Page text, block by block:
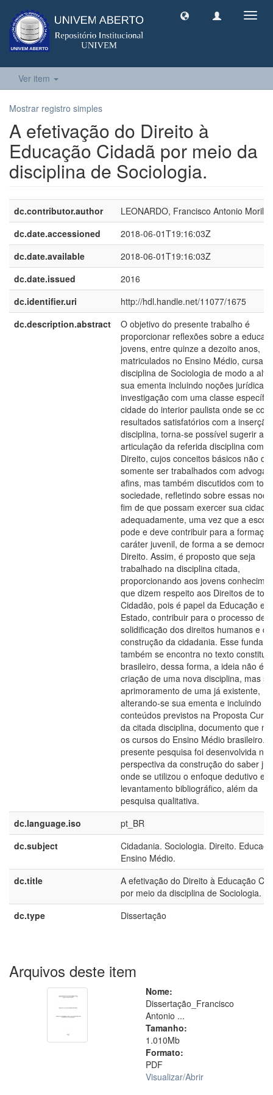
Ver item
Mostrar registro simples
A efetivação do Direito à
Educação Cidadã por meio da
disciplina de Sociologia.
dc.contributor.author
LEONARDO, Francisco Antonio Morilhe
dc.date.accessioned
2018-06-01T19:16:03Z
dc.date.available
2018-06-01T19:16:03Z
dc.date.issued
2016
dc.identifier.uri
http://hdl.handle.net/11077/1675
dc.description.abstract
O objetivo do presente trabalho é
proporcionar reflexões sobre a
jovens, entre quinze a dezoito anos,
matriculados no Ensino Médio,
disciplina de Sociologia de modo a
sua ementa incluindo noções jurídicas.
investigação com uma classe
cidade do interior paulista onde se
resultados satisfatórios com a
disciplina, torna-se possível sugerir a
articulação da referida disciplina com o
Direito, cujos conceitos básicos não
somente ser trabalhados com
afins, mas também discutidos com
sociedade, refletindo sobre essas
fim de que possam exercer sua
adequadamente, uma vez que a escola
pode e deve contribuir para a
caráter juvenil, de forma a se
Direito. Assim, é proposto que seja
trabalhado na disciplina citada,
proporcionando aos jovens
que dizem respeito aos Direitos de
Cidadão, pois é papel da Educação e
Estado, contribuir para o processo de
solidificação dos direitos humanos e da
construção da cidadania. Esse
também se encontra no texto
brasileiro, dessa forma, a ideia não é a
criação de uma nova disciplina, mas
aprimoramento de uma já existente,
alterando-se sua ementa e incluindo
conteúdos previstos na Proposta
da citada disciplina, documento que
os cursos do Ensino Médio brasileiro. A
presente pesquisa foi desenvolvida na
perspectiva da construção do saber
onde se utilizou o enfoque dedutivo e o
levantamento bibliográfico, além da
pesquisa qualitativa.
dc.language.iso
pt_BR
dc.subject
Cidadania. Sociologia. Direito.
Ensino Médio.
dc.title
A efetivação do Direito à Educação
por meio da disciplina de Sociologia.
dc.type
Dissertação
Arquivos deste item
Nome:
Dissertação_Francisco
Antonio ...
Tamanho:
1.010Mb
Formato:
PDF
Visualizar/Abrir